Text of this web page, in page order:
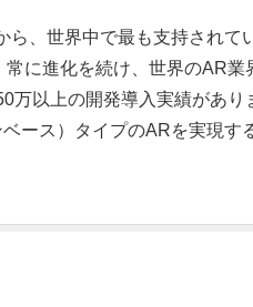
、世界中で最も支持されて
に進化を続け、世界のAR
万以上の開発導入実績があり
ース）タイプのARを実現す